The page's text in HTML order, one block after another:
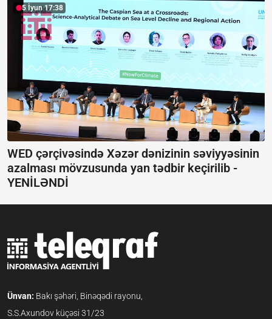
5 İyun 17:38
WED çərçivəsində Xəzər dənizinin səviyyəsinin
azalması mövzusunda yan tədbir keçirilib -
YENİLƏNDİ
Ünvan: Bakı şəhəri, Binəqədi rayonu,
S.S.Axundov küçəsi 31/23